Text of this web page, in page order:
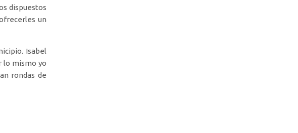
dispuestos
un
Isabel
lo mismo yo
rondas de